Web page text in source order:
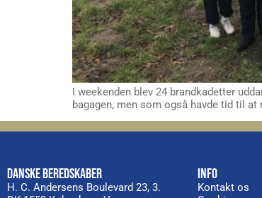
I weekenden blev 24 brandkadetter
bagagen, men som også havde tid til
DANSKE BEREDSKABER
H. C. Andersens Boulevard 23, 3.
INFO
Kontakt os